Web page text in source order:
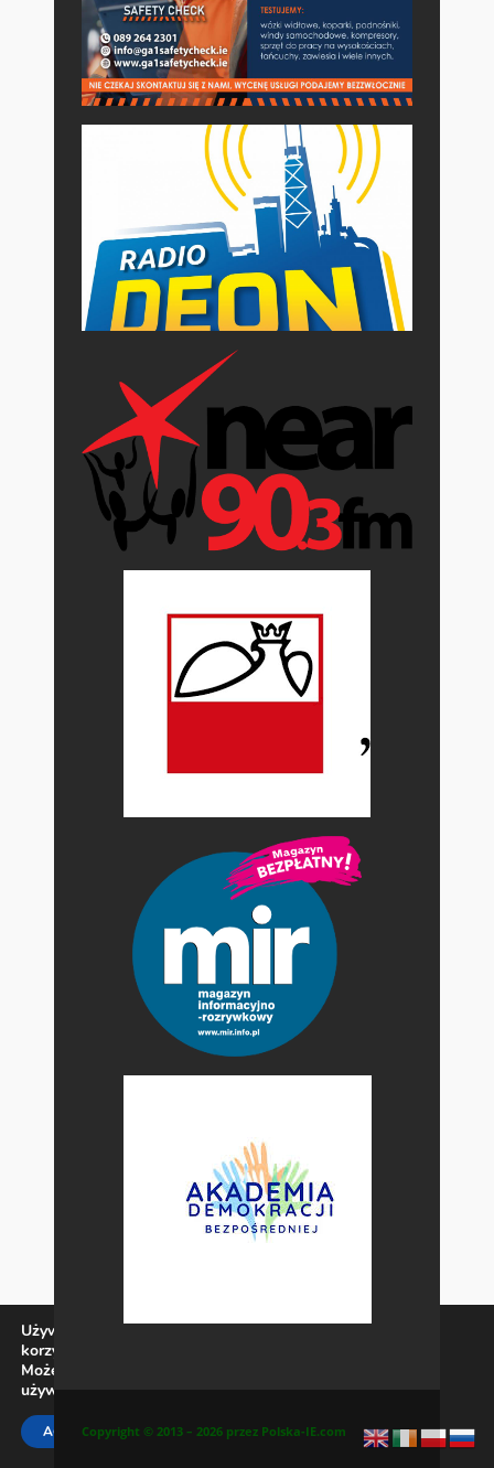
Używamy ciasteczek, aby zapewnić najlepszą jakość
korzystania z naszej witryny.
Możesz dowiedzieć się więcej o tym, jakich ciasteczek
używamy, lub wyłączyć je w
ACCEPT REJECT SETTINGS Zamknij panel
Copyright © 2013 – 2026 przez Polska-IE.com